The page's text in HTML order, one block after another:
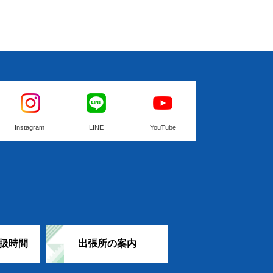
Instagram LINE YouTube
時間 出張所の案内